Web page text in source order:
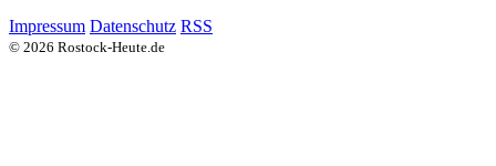
Impressum Datenschutz RSS
© 2026 Rostock-Heute.de